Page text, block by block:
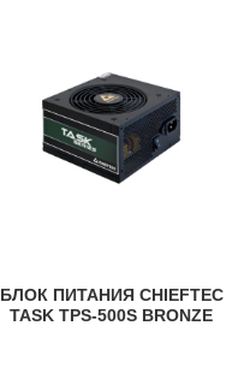
БЛОК ПИТАНИЯ CHIEFTEC
TASK TPS-500S BRONZE